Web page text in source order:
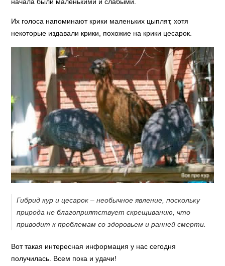
Их голоса напоминают крики маленьких цыплят, хотя
некоторые издавали крики, похожие на крики цесарок.
Гибрид кур и цесарок – необычное явление, поскольку
природа не благоприятствует скрещиванию, что
приводит к проблемам со здоровьем и ранней смерти.
Вот такая интересная информация у нас сегодня
получилась. Всем пока и удачи!